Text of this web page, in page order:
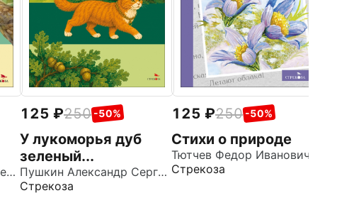
Степанов Владимир Александрович
125 250 -50%
У лукоморья дуб
зеленый...
Пушкин Александр Сергеевич
Стрекоза
125 250 -50%
Стихи о природе
Тютчев Федор Иванович
Стрекоза